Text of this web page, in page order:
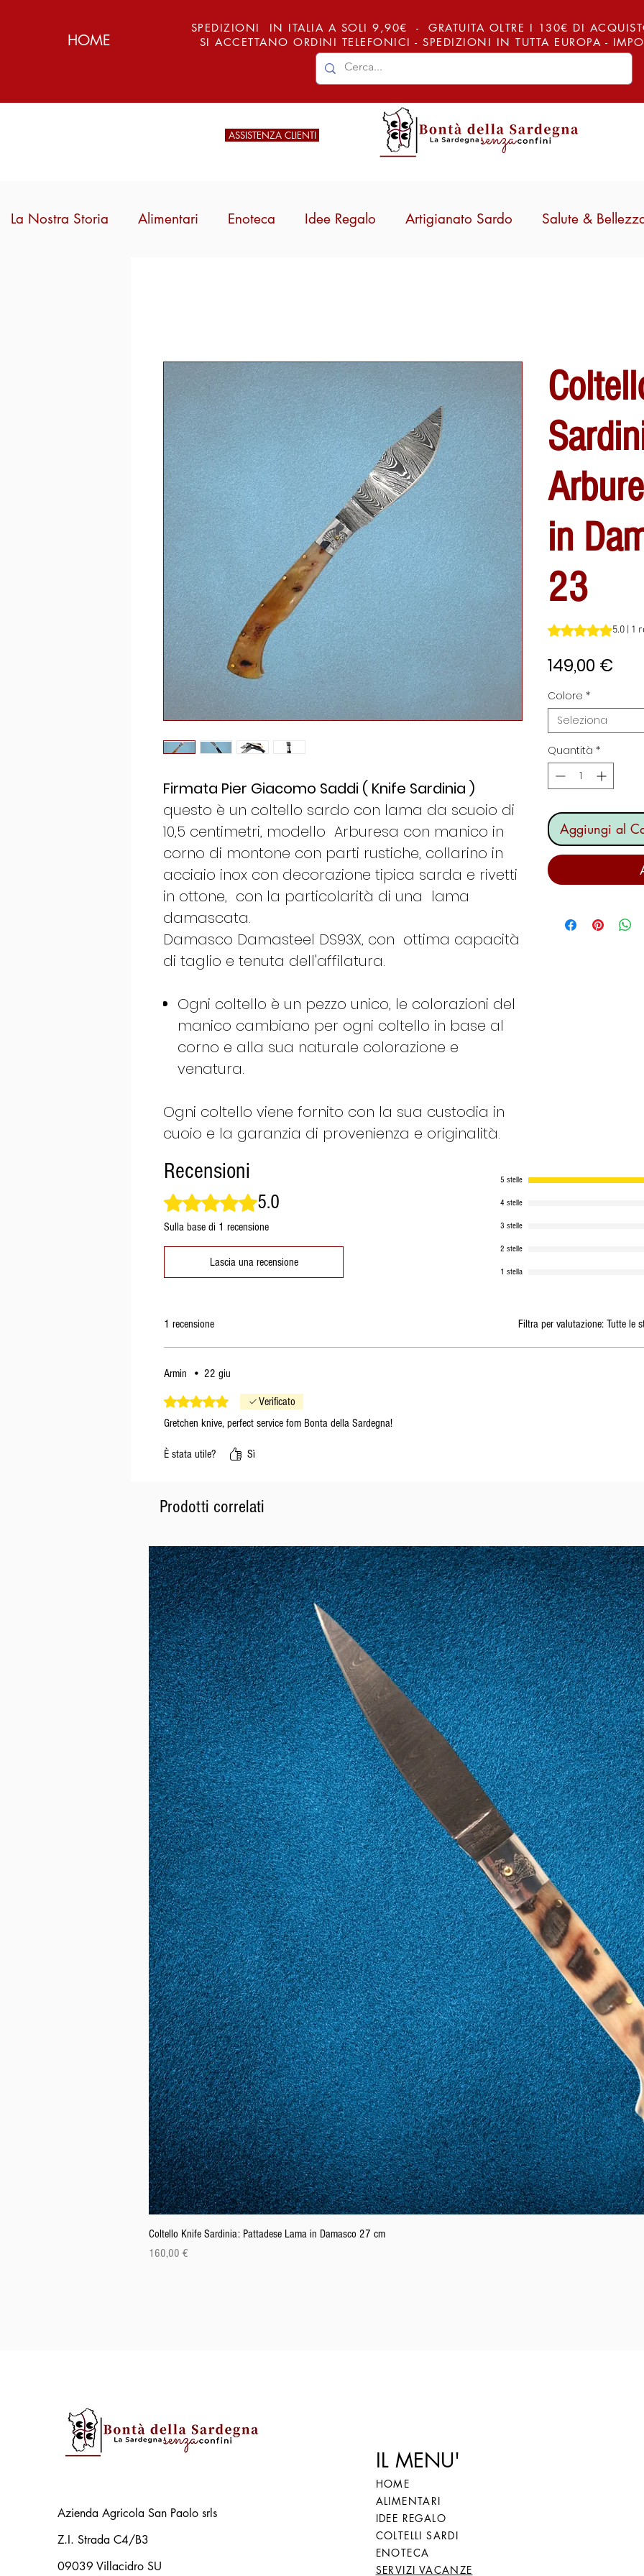
HOME
SPEDIZIONI IN ITALIA A SOLI 9,90€ - GRATUITA OLTRE I 130€ DI
SI ACCETTANO ORDINI TELEFONICI - SPEDIZIONI IN TUTTA EUROPA -
ASSISTENZA CLIENTI
La Nostra Storia Alimentari Enoteca Idee Regalo Artigianato Sardo Salute &
Firmata Pier Giacomo Saddi ( Knife Sardinia )
questo è un coltello sardo con lama da scuoio di
10,5 centimetri, modello Arburesa con manico in
corno di montone con parti rustiche, collarino in
acciaio inox con decorazione tipica sarda e rivetti
in ottone, con la particolarità di una lama
damascata.
Damasco Damasteel DS93X, con ottima capacità
di taglio e tenuta dell'affilatura.
Ogni coltello è un pezzo unico, le colorazioni del
manico cambiano per ogni coltello in base al
corno e alla sua naturale colorazione e
venatura.
​​​Ogni coltello viene fornito con la sua custodia in
cuoio e la garanzia di provenienza e originalità.
in
23
Sulla base di 15.0 | 1
149,00 €
Colore *
Seleziona
Quantità *
Aggiungi al
Recensioni
Valutazione 5 stelle su 5.
5.0
Sulla base di 1 recensione
Lascia una recensione
5 stelle
4 stelle
3 stelle
2 stelle
1 stella
1 recensione Filtra per valutazione: Tutte le
Armin • 22 giu
Valutazione 5 stelle su 5.
Verificato
Gretchen knive, perfect service fom Bonta della Sardegna!
È stata utile? Sì
Prodotti correlati
Coltello Knife Sardinia: Pattadese Lama in Damasco 27 cm
Prezzo
160,00 €
Azienda Agricola San Paolo srls
Z.I. Strada C4/B3
09039 Villacidro SU
IL MENU'
HOME
ALIMENTARI
IDEE REGALO
COLTELLI SARDI
ENOTECA
SERVIZI VACANZE